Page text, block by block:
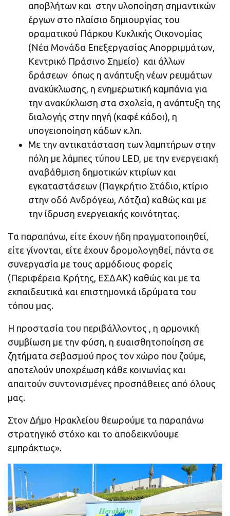
αποβλήτων και στην υλοποίηση σημαντικών
έργων στο πλαίσιο δημιουργίας του
οραματικού Πάρκου Κυκλικής Οικονομίας
(Νέα Μονάδα Επεξεργασίας Απορριμμάτων,
Κεντρικό Πράσινο Σημείο) και άλλων
δράσεων όπως η ανάπτυξη νέων ρευμάτων
ανακύκλωσης, η ενημερωτική καμπάνια για
την ανακύκλωση στα σχολεία, η ανάπτυξη της
διαλογής στην πηγή (καφέ κάδοι), η
υπογειοποίηση κάδων κ.λπ.
Με την αντικατάσταση των λαμπτήρων στην
πόλη με λάμπες τύπου LED, με την ενεργειακή
αναβάθμιση δημοτικών κτιρίων και
εγκαταστάσεων (Παγκρήτιο Στάδιο, κτίριο
στην οδό Ανδρόγεω, Λότζια) καθώς και με
την ίδρυση ενεργειακής κοινότητας.
Τα παραπάνω, είτε έχουν ήδη πραγματοποιηθεί,
είτε γίνονται, είτε έχουν δρομολογηθεί, πάντα σε
συνεργασία με τους αρμόδιους φορείς
(Περιφέρεια Κρήτης, ΕΣΔΑΚ) καθώς και με τα
εκπαιδευτικά και επιστημονικά ιδρύματα του
τόπου μας.
Η προστασία του περιβάλλοντος , η αρμονική
συμβίωση με την φύση, η ευαισθητοποίηση σε
ζητήματα σεβασμού προς τον χώρο που ζούμε,
αποτελούν υποχρέωση κάθε κοινωνίας και
απαιτούν συντονισμένες προσπάθειες από όλους
μας.
Στον Δήμο Ηρακλείου θεωρούμε τα παραπάνω
στρατηγικό στόχο και το αποδεικνύουμε
εμπράκτως».